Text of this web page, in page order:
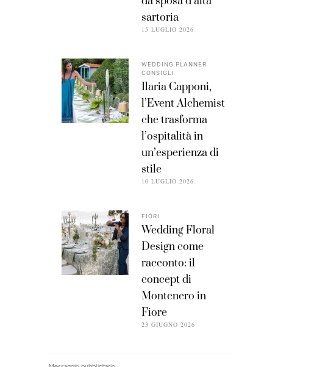
sartoria
15 LUGLIO 2026
WEDDING PLANNER
CONSIGLI
Ilaria Capponi,
l’Event Alchemist
che trasforma
l’ospitalità in
un’esperienza di
stile
10 LUGLIO 2026
FIORI
Wedding Floral
Design come
racconto: il
concept di
Montenero in
Fiore
23 GIUGNO 2026